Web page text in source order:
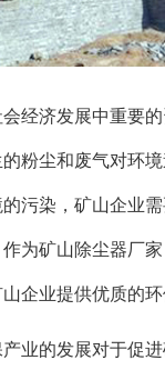
经济发展中重要
粉尘和废气对环境
污染，矿山企业
为矿山除尘器厂
企业提供优质的环
业的发展对于促